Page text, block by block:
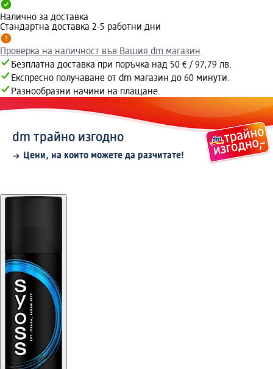
Налично за доставка
Стандартна доставка 2-5 работни дни
Проверка на наличност във Вашия dm магазин
Безплатна доставка при поръчка над 50 € / 97,79 лв.
Експресно получаване от dm магазин до 60 минути.
Разнообразни начини на плащане.
dm трайно изгодно
Цени, на които можете да разчитате!